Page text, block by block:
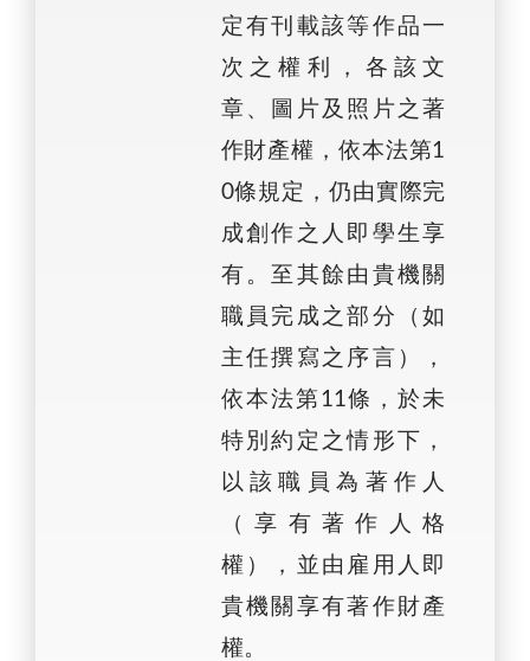
定有刊載該等作品一
次之權利，各該文
章、圖片及照片之著
作財產權，依本法第1
0條規定，仍由實際完
成創作之人即學生享
有。至其餘由貴機關
職員完成之部分（如
主任撰寫之序言），
依本法第11條，於未
特別約定之情形下，
以該職員為著作人
（享有著作人格
權），並由雇用人即
貴機關享有著作財產
權。